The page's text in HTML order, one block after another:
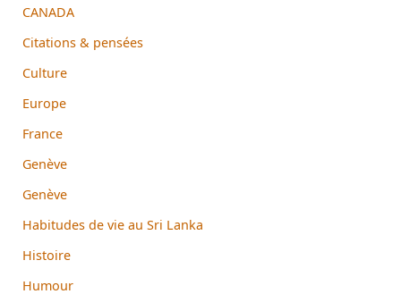
CANADA
Citations & pensées
Culture
Europe
France
Genève
Genève
Habitudes de vie au Sri Lanka
Histoire
Humour